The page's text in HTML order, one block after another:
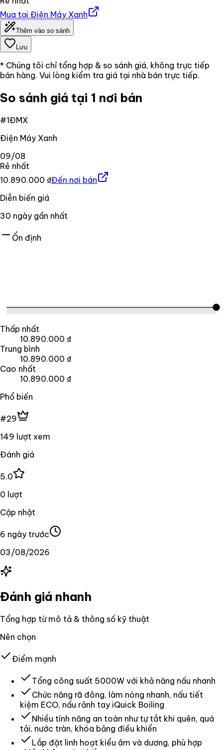
Mua tại Điện Máy Xanh
Thêm vào so sánh
Lưu
* Chúng tôi chỉ tổng hợp & so sánh giá, không trực tiếp
bán hàng. Vui lòng kiểm tra giá tại nhà bán trực tiếp.
So sánh giá tại 1 nơi bán
#1ĐMX
Điện Máy Xanh
09/08
Rẻ nhất
10.890.000 ₫Đến nơi bán
Diễn biến giá
30 ngày gần nhất
Ổn định
Thấp nhất
10.890.000 ₫
Trung bình
10.890.000 ₫
Cao nhất
10.890.000 ₫
Phổ biến
#29
149 lượt xem
Đánh giá
5.0
0 lượt
Cập nhật
6 ngày trước
03/08/2026
Đánh giá nhanh
Tổng hợp từ mô tả & thông số kỹ thuật
Nên chọn
Điểm mạnh
Tổng công suất 5000W với khả năng nấu nhanh
Chức năng rã đông, làm nóng nhanh, nấu tiết
kiệm ECO, nấu rảnh tay iQuick Boiling
Nhiều tính năng an toàn như tự tắt khi quên, quá
tải, nước tràn, khóa bảng điều khiển
Lắp đặt linh hoạt kiểu âm và dương, phù hợp